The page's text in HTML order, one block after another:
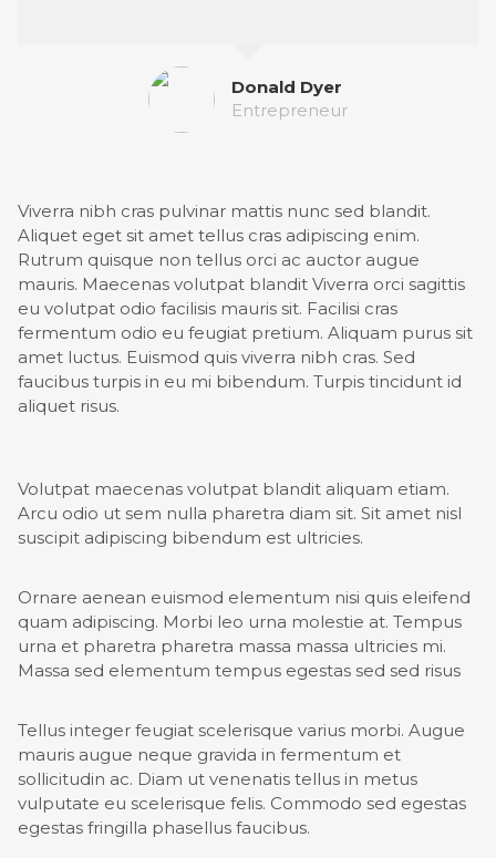
Donald Dyer
Entrepreneur
Viverra nibh cras pulvinar mattis nunc sed blandit.
Aliquet eget sit amet tellus cras adipiscing enim.
Rutrum quisque non tellus orci ac auctor augue
mauris. Maecenas volutpat blandit Viverra orci sagittis
eu volutpat odio facilisis mauris sit. Facilisi cras
fermentum odio eu feugiat pretium. Aliquam purus sit
amet luctus. Euismod quis viverra nibh cras. Sed
faucibus turpis in eu mi bibendum. Turpis tincidunt id
aliquet risus.
Volutpat maecenas volutpat blandit aliquam etiam.
Arcu odio ut sem nulla pharetra diam sit. Sit amet nisl
suscipit adipiscing bibendum est ultricies.
Ornare aenean euismod elementum nisi quis eleifend
quam adipiscing. Morbi leo urna molestie at. Tempus
urna et pharetra pharetra massa massa ultricies mi.
Massa sed elementum tempus egestas sed sed risus
Tellus integer feugiat scelerisque varius morbi. Augue
mauris augue neque gravida in fermentum et
sollicitudin ac. Diam ut venenatis tellus in metus
vulputate eu scelerisque felis. Commodo sed egestas
egestas fringilla phasellus faucibus.